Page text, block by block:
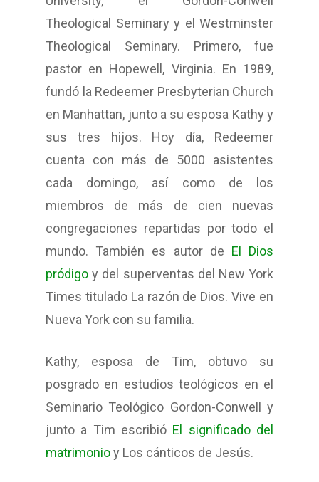
Theological Seminary y el Westminster
Theological Seminary. Primero, fue
pastor en Hopewell, Virginia. En 1989,
fundó la Redeemer Presbyterian Church
en Manhattan, junto a su esposa Kathy y
sus tres hijos. Hoy día, Redeemer
cuenta con más de 5000 asistentes
cada domingo, así como de los
miembros de más de cien nuevas
congregaciones repartidas por todo el
mundo. También es autor de El Dios
pródigo y del superventas del New York
Times titulado La razón de Dios. Vive en
Nueva York con su familia.
Kathy, esposa de Tim, obtuvo su
posgrado en estudios teológicos en el
Seminario Teológico Gordon-Conwell y
junto a Tim escribió El significado del
matrimonioy Los cánticos de Jesús.